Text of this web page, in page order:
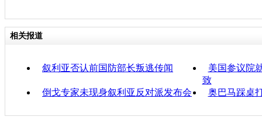
相关报道
叙利亚否认前国防部长叛逃传闻
美国参议院
致
倒戈专家未现身叙利亚反对派发布会
奥巴马踩桌